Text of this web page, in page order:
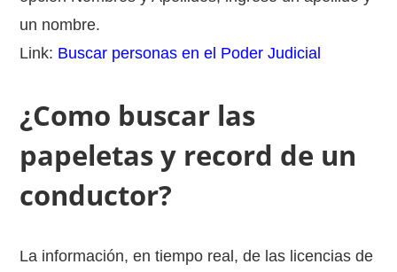
un nombre.
Link: Buscar personas en el Poder Judicial
¿Como buscar las
papeletas y record de un
conductor?
La información, en tiempo real, de las licencias de